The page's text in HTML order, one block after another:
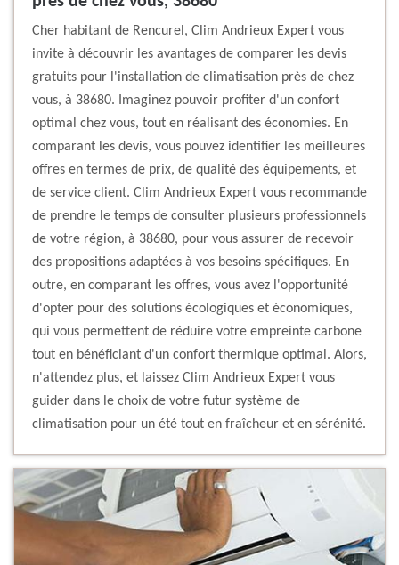
Cher habitant de Rencurel, Clim Andrieux Expert vous
invite à découvrir les avantages de comparer les devis
gratuits pour l'installation de climatisation près de chez
vous, à 38680. Imaginez pouvoir profiter d'un confort
optimal chez vous, tout en réalisant des économies. En
comparant les devis, vous pouvez identifier les meilleures
offres en termes de prix, de qualité des équipements, et
de service client. Clim Andrieux Expert vous recommande
de prendre le temps de consulter plusieurs professionnels
de votre région, à 38680, pour vous assurer de recevoir
des propositions adaptées à vos besoins spécifiques. En
outre, en comparant les offres, vous avez l'opportunité
d'opter pour des solutions écologiques et économiques,
qui vous permettent de réduire votre empreinte carbone
tout en bénéficiant d'un confort thermique optimal. Alors,
n'attendez plus, et laissez Clim Andrieux Expert vous
guider dans le choix de votre futur système de
climatisation pour un été tout en fraîcheur et en sérénité.